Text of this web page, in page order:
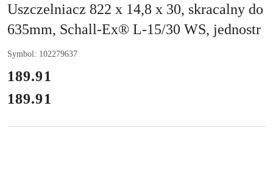
Uszczelniacz 822 x 14,8 x 30, skracalny do
635mm, Schall-Ex® L-15/30 WS, jednostr
Symbol: 102279637
cena:
189.91
Cena:
189.91